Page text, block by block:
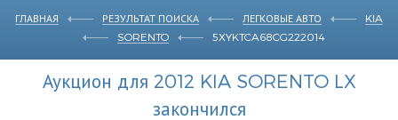
ГЛАВНАЯ РЕЗУЛЬТАТ ПОИСКА ЛЕГКОВЫЕ АВТО
KIA
SORENTO
5XYKTCA68CG222014
Аукцион для 2012 KIA SORENTO LX
закончился